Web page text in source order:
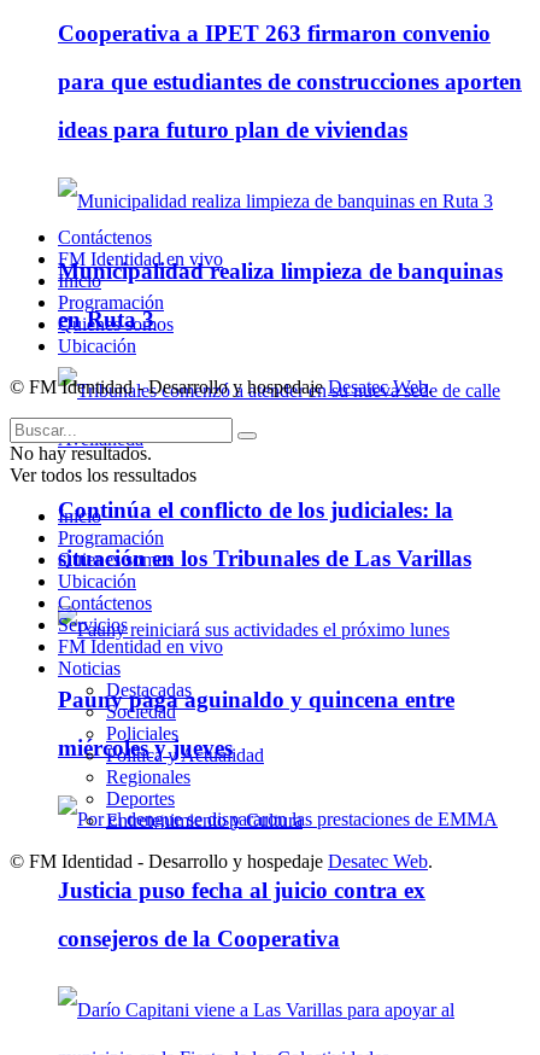
Cooperativa a IPET 263 firmaron convenio
para que estudiantes de construcciones aporten
ideas para futuro plan de viviendas
Municipalidad realiza limpieza de banquinas
en Ruta 3
Continúa el conflicto de los judiciales: la
situación en los Tribunales de Las Varillas
Pauny paga aguinaldo y quincena entre
miércoles y jueves
Justicia puso fecha al juicio contra ex
consejeros de la Cooperativa
Contáctenos
FM Identidad en vivo
Inicio
Programación
Quienes somos
Ubicación
© FM Identidad - Desarrollo y hospedajeDesatec Web.
No hay resultados.
Ver todos los ressultados
Inicio
Programación
Quienes somos
Ubicación
Contáctenos
Servicios
FM Identidad en vivo
Noticias
Destacadas
Sociedad
Policiales
Política y Actualidad
Regionales
Deportes
Entretenimiento y Cultura
© FM Identidad - Desarrollo y hospedaje Desatec Web.